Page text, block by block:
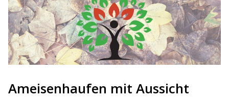
Ameisenhaufen mit Aussicht